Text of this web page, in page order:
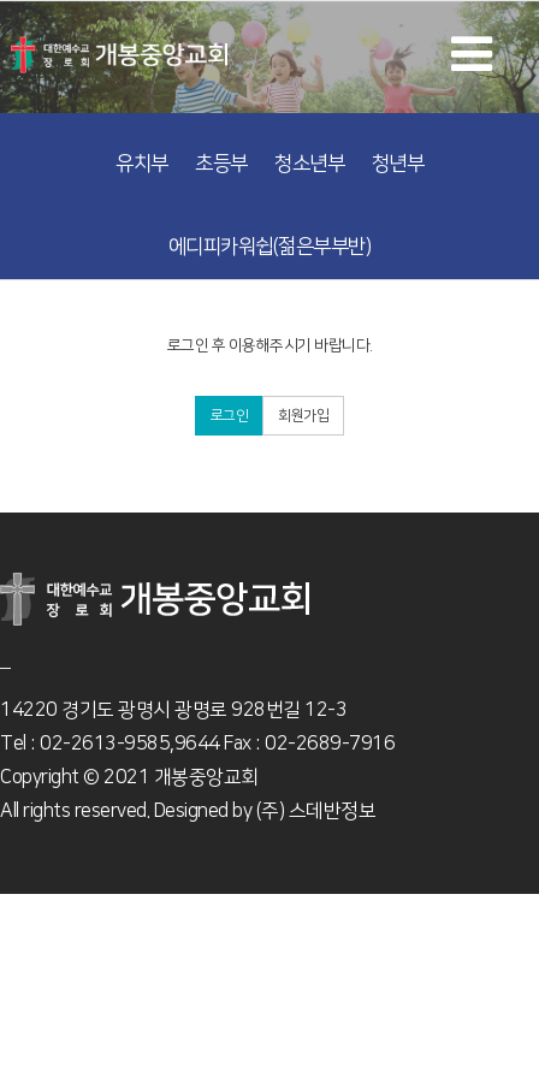
유치부 초등부 청소년부 청년부
에디피카워쉽(젊은부부반)
로그인 후 이용해주시기 바랍니다.
로그인 회원가입
14220 경기도 광명시 광명로 928번길 12-3
Tel : 02-2613-9585,9644 Fax : 02-2689-7916
Copyright © 2021 개봉중앙교회
All rights reserved. Designed by(주) 스데반정보